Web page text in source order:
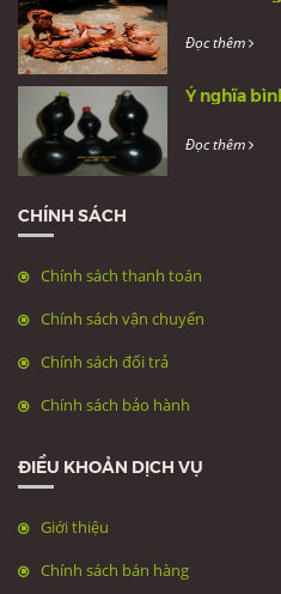
Đọc thêm
Ý nghĩa
Đọc thêm
CHÍNH SÁCH
Chính sách thanh toán
Chính sách vận chuyển
Chính sách đổi trả
Chính sách bảo hành
ĐIỀU KHOẢN DỊCH VỤ
Giới thiệu
Chính sách bán hàng